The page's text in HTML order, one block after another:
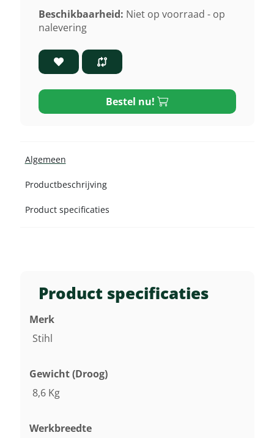
Product specificaties
Merk
Stihl
Gewicht (droog)
8,6 Kg
Werkbreedte
Beschikbaarheid: Niet op voorraad - op
nalevering
Bestel nu!
Algemeen
Productbeschrijving
Product specificaties